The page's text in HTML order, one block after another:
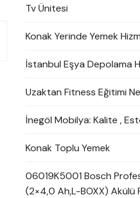
Tv Ünitesi
Konak Yerinde Yemek
İstanbul Eşya Depolama
Uzaktan Fitness Eğitimi
İnegöl Mobilya: Kalite ,
Konak Toplu Yemek
06019K5001 Bosch
(2×4,0 Ah,L-BOXX) Akülü